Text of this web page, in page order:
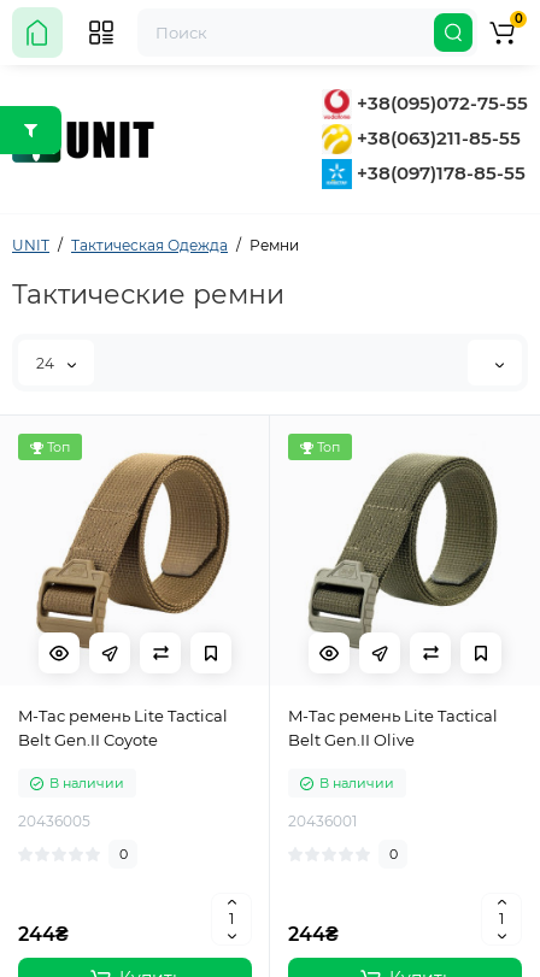
+38(095)072-75-55
+38(063)211-85-55
+38(097)178-85-55
0
UNIT Тактическая Одежда Ремни
Тактические ремни
24
Топ
M-Tac ремень Lite Tactical
Belt Gen.II Coyote
В наличии
20436005
0
244₴
Топ
M-Tac ремень Lite Tactical
Belt Gen.II Olive
В наличии
20436001
0
244₴